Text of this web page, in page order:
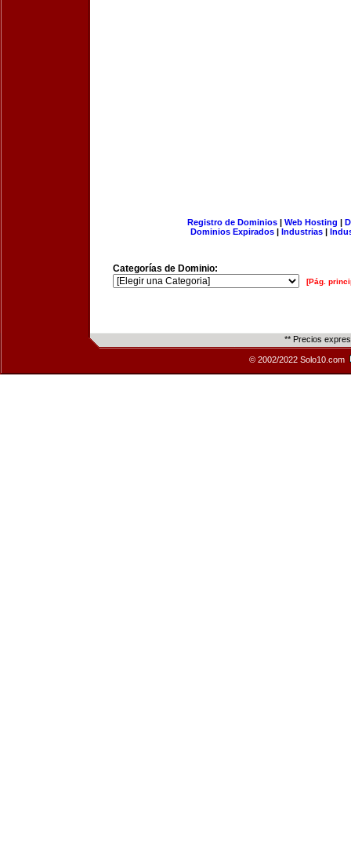
Registro de Dominios| Web Hosting |
Dominios Expirados | Industrias |
Categorías de Dominio:
[Pág.
** Precios
© 2002/2022 Solo10.com